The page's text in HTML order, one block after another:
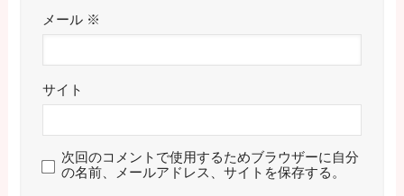
メール ※
サイト
次回のコメントで使用するためブラウザーに自分
の名前、メールアドレス、サイトを保存する。